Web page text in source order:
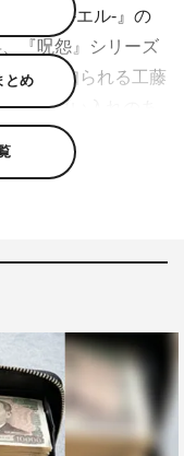
、『L-エル-』の
『呪怨』シリーズ
像美で知られる工藤
れが思い入れのあ
」「人にやさしく」
薇」「1001のバ
原隼人、斎藤工、
る顔触れがずら
リージュン、加藤
原希子、小池栄子、
固めている。
とめ